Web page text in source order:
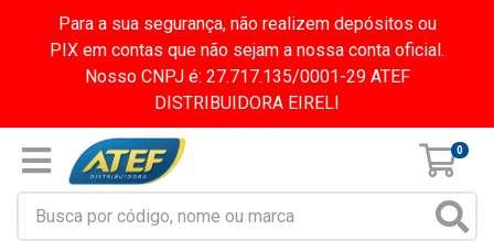
Para a sua segurança, não realizem depósitos ou
PIX em contas que não sejam a nossa conta oficial.
Nosso CNPJ é: 27.717.135/0001-29 ATEF
DISTRIBUIDORA EIRELI
0